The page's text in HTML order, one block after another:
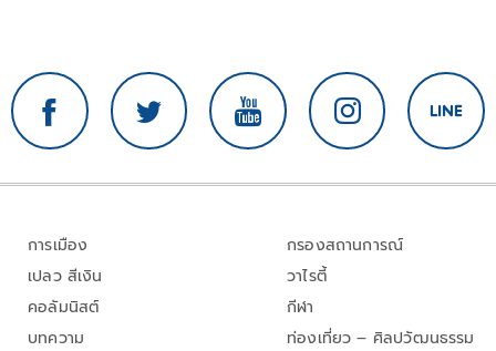
การเมือง
เปลว สีเงิน
คอลัมนิสต์
บทความ
กรองสถานการณ์
วาไรตี้
กีฬา
ท่องเที่ยว – ศิลปวัฒนธรรม